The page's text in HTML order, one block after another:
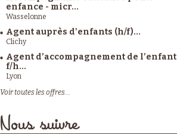
enfance - micr...
Wasselonne
Agent auprès d'enfants (h/f)...
Clichy
Agent d’accompagnement de l’enfant
f/h...
Lyon
Voir toutes les offres...
Nous suivre